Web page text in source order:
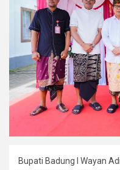
Bupati Badung I Wayan